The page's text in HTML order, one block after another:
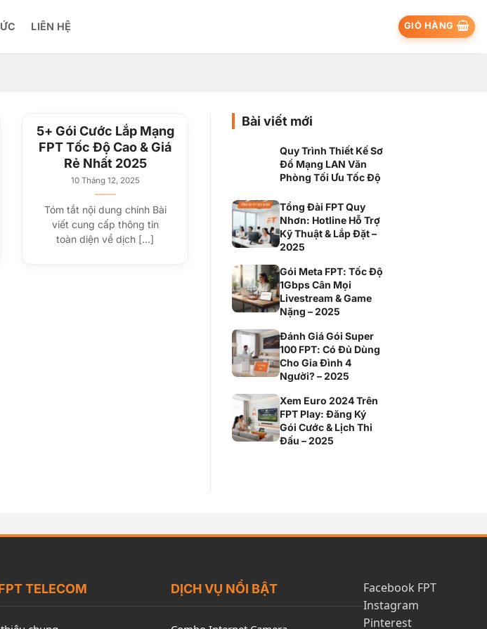
LIÊN HỆ GIỎ HÀNG
5+ Gói Cước Lắp Mạng
FPT Tốc Độ Cao & Giá
Rẻ Nhất 2025
10 Tháng 12, 2025
Tóm tắt nội dung chính Bài
viết cung cấp thông tin
toàn diện về dịch [...]
Bài viết mới
Quy Trình Thiết Kế Sơ
Đồ Mạng LAN Văn
Phòng Tối Ưu Tốc Độ
Tổng Đài FPT Quy
Nhơn: Hotline Hỗ Trợ
Kỹ Thuật & Lắp Đặt –
2025
Gói Meta FPT: Tốc Độ
1Gbps Cân Mọi
Livestream & Game
Nặng – 2025
Đánh Giá Gói Super
100 FPT: Có Đủ Dùng
Cho Gia Đình 4
Người? – 2025
Xem Euro 2024 Trên
FPT Play: Đăng Ký
Gói Cước & Lịch Thi
Đấu – 2025
TELECOM DỊCH VỤ NỔI BẬT
Facebook FPT
Instagram
Pinterest